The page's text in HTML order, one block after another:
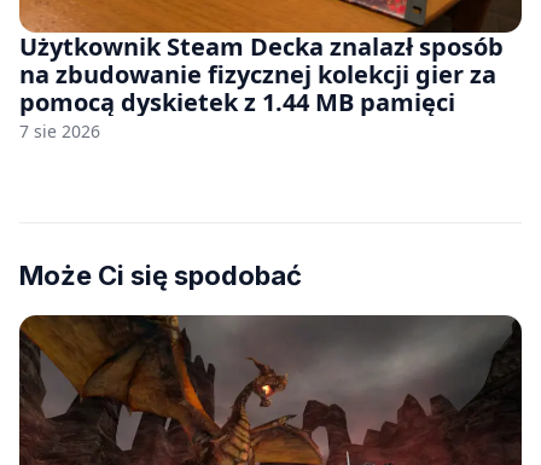
Użytkownik Steam Decka znalazł sposób
na zbudowanie fizycznej kolekcji gier za
pomocą dyskietek z 1.44 MB pamięci
7 sie 2026
Może Ci się spodobać